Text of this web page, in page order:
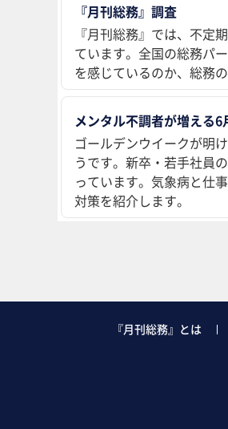
『月刊総務』調査
『月刊総務』では、不定
ています。全国の総務パ
を感じているのか、総務
メンタル不調者が増える
ゴールデンウイークが明
うです。新卒・若手社員
っています。気象病と仕
対策を紹介します。
『月刊総務』とは